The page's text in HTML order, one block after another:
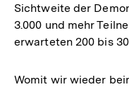
Sichtweite der
3.000 und mehr
erwarteten 200 bis
Womit wir wieder